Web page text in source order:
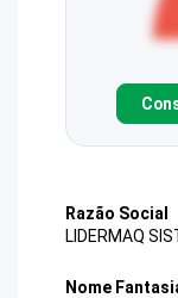
Razão Social
LIDERMAQ
Nome